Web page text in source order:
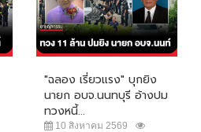
"ฉลอง เรี่ยวแรง" บุกยิง
นายก อบจ.นนทบุรี อ้างปม
ทวงหนี้...
10 สิงหาคม 2569